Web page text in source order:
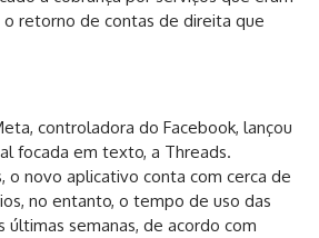
retorno de contas de direita que
controladora do Facebook, lançou
focada em texto, a Threads.
o novo aplicativo conta com cerca de
no entanto, o tempo de uso das
últimas semanas, de acordo com